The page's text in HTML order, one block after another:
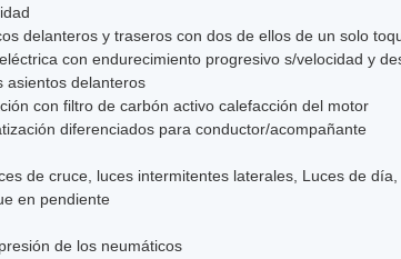
delanteros y traseros con dos de ellos de un solo
con endurecimiento progresivo s/velocidad y
asientos delanteros
con filtro de carbón activo calefacción del motor
diferenciados para conductor/acompañante
de cruce, luces intermitentes laterales, Luces de
en pendiente
de los neumáticos